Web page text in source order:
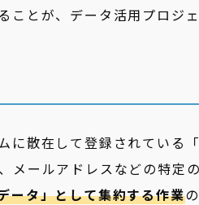
とが、データ活用プロジェ
散在して登録されている
ールアドレスなどの特定
ータ」として集約する作業